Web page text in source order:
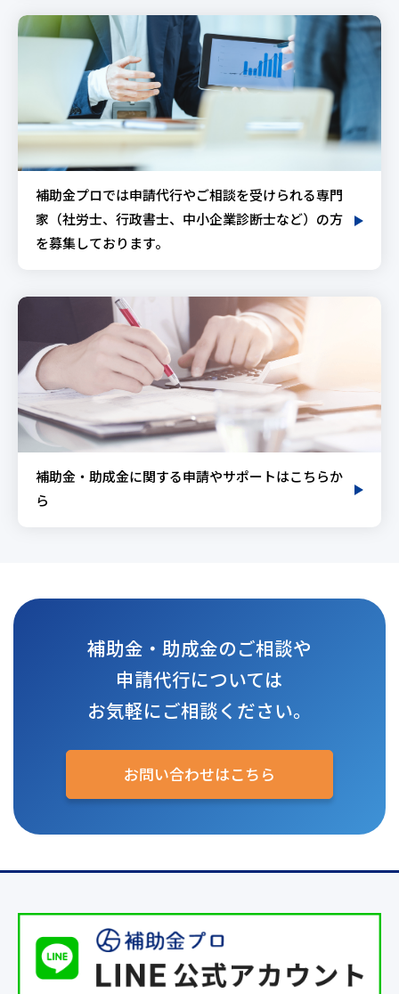
補助金プロでは申請代行やご相談を受けられる専門
家（社労士、行政書士、中小企業診断士など）の方
を募集しております。
補助金・助成金に関する申請やサポートはこちらか
ら
補助金・助成金のご相談や
申請代行については
お気軽にご相談ください。
お問い合わせはこちら